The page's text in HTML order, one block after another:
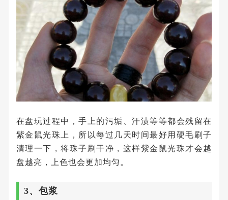
在盘玩过程中，手上的污垢、汗渍等等都会残留在
紫金鼠光珠上，所以每过几天时间最好用硬毛刷子
清理一下，将珠子刷干净，这样紫金鼠光珠才会越
盘越亮，上色也会更加均匀。
3、包浆